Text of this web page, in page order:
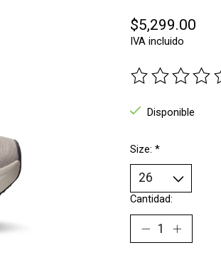
$5,299.00
IVA incluido
The rating of
Disponible
Size: *
Cantidad: